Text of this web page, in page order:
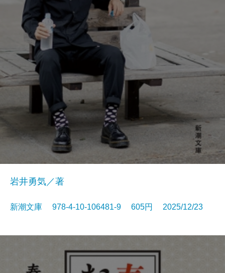
岩井勇気／著
新潮文庫 978-4-10-106481-9 605円 2025/12/23